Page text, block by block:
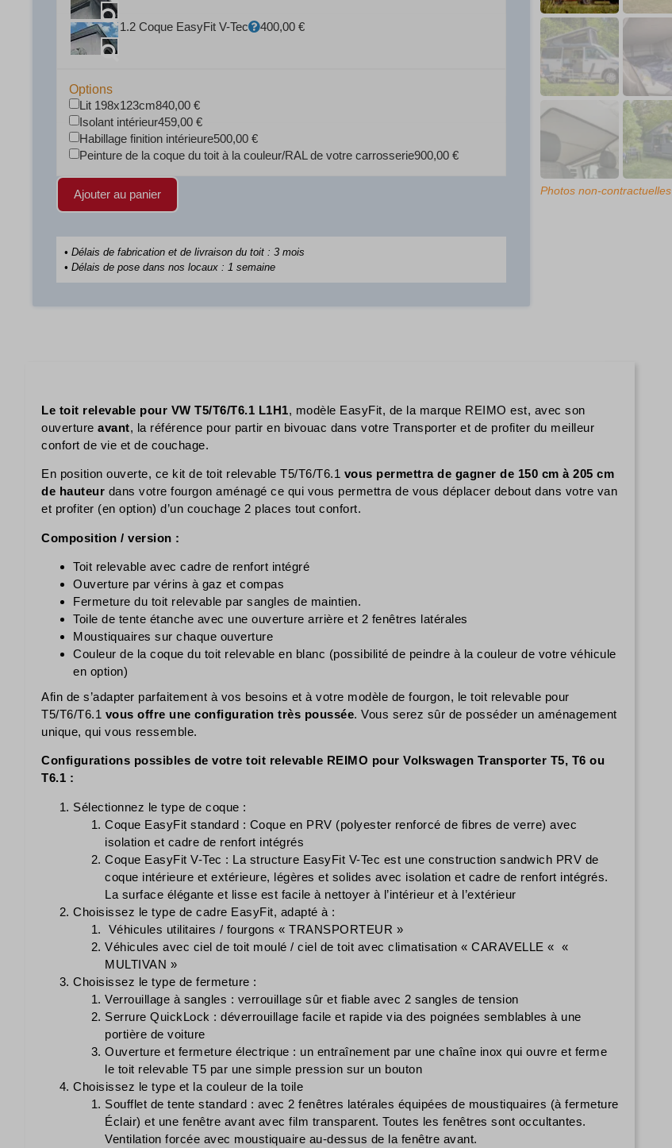
1.2 Coque EasyFit V-Tec 400,00 €
Options
Lit 198x123cm840,00 €
Isolant intérieur459,00 €
Habillage finition intérieure500,00 €
Peinture de la coque du toit à la couleur/RAL de votre carrosserie900,00 €
Ajouter au panier
• Délais de fabrication et de livraison du toit : 3 mois
• Délais de pose dans nos locaux : 1 semaine
Photos non-contractuelles
Le toit relevable pour VW T5/T6/T6.1 L1H1, modèle EasyFit, de la marque REIMO est, avec son
ouverture avant, la référence pour partir en bivouac dans votre Transporter et de profiter du meilleur
confort de vie et de couchage.
En position ouverte, ce kit de toit relevable T5/T6/T6.1 vous permettra de gagner de 150 cm à 205 cm
de hauteur dans votre fourgon aménagé ce qui vous permettra de vous déplacer debout dans votre van
et profiter (en option) d’un couchage 2 places tout confort.
Composition / version :
Toit relevable avec cadre de renfort intégré
Ouverture par vérins à gaz et compas
Fermeture du toit relevable par sangles de maintien.
Toile de tente étanche avec une ouverture arrière et 2 fenêtres latérales
Moustiquaires sur chaque ouverture
Couleur de la coque du toit relevable en blanc (possibilité de peindre à la couleur de votre véhicule
en option)
Afin de s’adapter parfaitement à vos besoins et à votre modèle de fourgon, le toit relevable pour
T5/T6/T6.1 vous offre une configuration très poussée. Vous serez sûr de posséder un aménagement
unique, qui vous ressemble.
Configurations possibles de votre toit relevable REIMO pour Volkswagen Transporter T5, T6 ou
T6.1 :
Sélectionnez le type de coque :
Coque EasyFit standard : Coque en PRV (polyester renforcé de fibres de verre) avec
isolation et cadre de renfort intégrés
Coque EasyFit V-Tec : La structure EasyFit V-Tec est une construction sandwich PRV de
coque intérieure et extérieure, légères et solides avec isolation et cadre de renfort intégrés.
La surface élégante et lisse est facile à nettoyer à l’intérieur et à l’extérieur
Choisissez le type de cadre EasyFit, adapté à :
Véhicules utilitaires / fourgons « TRANSPORTEUR »
Véhicules avec ciel de toit moulé / ciel de toit avec climatisation « CARAVELLE « «
MULTIVAN »
Choisissez le type de fermeture :
Verrouillage à sangles : verrouillage sûr et fiable avec 2 sangles de tension
Serrure QuickLock : déverrouillage facile et rapide via des poignées semblables à une
portière de voiture
Ouverture et fermeture électrique : un entraînement par une chaîne inox qui ouvre et ferme
le toit relevable T5 par une simple pression sur un bouton
Choisissez le type et la couleur de la toile
Soufflet de tente standard : avec 2 fenêtres latérales équipées de moustiquaires (à fermeture
Éclair) et une fenêtre avant avec film transparent. Toutes les fenêtres sont occultantes.
Ventilation forcée avec moustiquaire au-dessus de la fenêtre avant.